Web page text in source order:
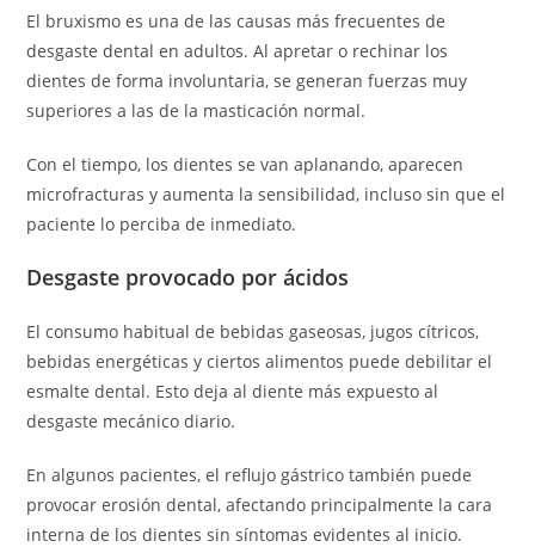
El bruxismo es una de las causas más frecuentes de
desgaste dental en adultos. Al apretar o rechinar los
dientes de forma involuntaria, se generan fuerzas muy
superiores a las de la masticación normal.
Con el tiempo, los dientes se van aplanando, aparecen
microfracturas y aumenta la sensibilidad, incluso sin que el
paciente lo perciba de inmediato.
Desgaste provocado por ácidos
El consumo habitual de bebidas gaseosas, jugos cítricos,
bebidas energéticas y ciertos alimentos puede debilitar el
esmalte dental. Esto deja al diente más expuesto al
desgaste mecánico diario.
En algunos pacientes, el reflujo gástrico también puede
provocar erosión dental, afectando principalmente la cara
interna de los dientes sin síntomas evidentes al inicio.